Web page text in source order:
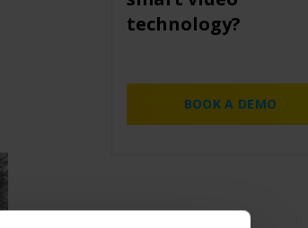
technology?
BOOK A DEMO